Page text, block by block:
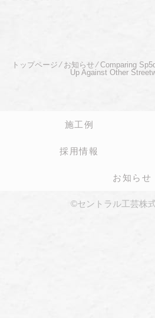
トップページ ⁄ お知らせ⁄Comparing
Up Against Other
施工例
採用情報
お知らせ
©セントラル工芸株